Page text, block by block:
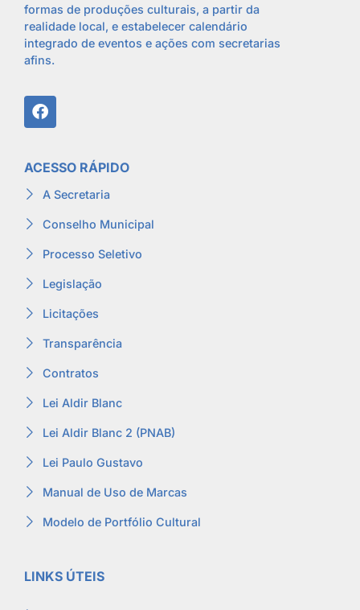
formas de produções culturais, a partir da
realidade local, e estabelecer calendário
integrado de eventos e ações com secretarias
afins.
ACESSO RÁPIDO
A Secretaria
Conselho Municipal
Processo Seletivo
Legislação
Licitações
Transparência
Contratos
Lei Aldir Blanc
Lei Aldir Blanc 2 (PNAB)
Lei Paulo Gustavo
Manual de Uso de Marcas
Modelo de Portfólio Cultural
LINKS ÚTEIS